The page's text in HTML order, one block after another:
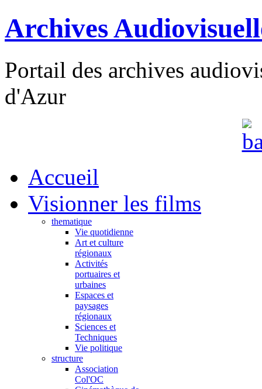
Archives
Portail des archives
d'Azur
Accueil
Visionner les films
thematique
Vie quotidienne
Art et culture
régionaux
Activités
portuaires et
urbaines
Espaces et
paysages
régionaux
Sciences et
Techniques
Vie politique
structure
Association
Col'OC